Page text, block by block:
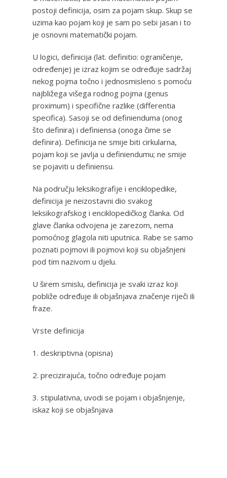
postoji definicija, osim za pojam skup. Skup se
uzima kao pojam koji je sam po sebi jasan i to
je osnovni matematički pojam.
U logici, definicija (lat. definitio: ograničenje,
određenje) je izraz kojim se određuje sadržaj
nekog pojma točno i jednosmisleno s pomoću
najbližega višega rodnog pojma (genus
proximum) i specifične razlike (differentia
specifica). Sasoji se od definienduma (onog
što definira) i definiensa (onoga čime se
definira). Definicija ne smije biti cirkularna,
pojam koji se javlja u definiendumu; ne smije
se pojaviti u definiensu.
Na području leksikografije i enciklopedike,
definicija je neizostavni dio svakog
leksikografskog i enciklopedičkog članka. Od
glave članka odvojena je zarezom, nema
pomoćnog glagola niti uputnica. Rabe se samo
poznati pojmovi ili pojmovi koji su objašnjeni
pod tim nazivom u djelu.
U širem smislu, definicija je svaki izraz koji
pobliže određuje ili objašnjava značenje riječi ili
fraze.
Vrste definicija
1. deskriptivna (opisna)
2. precizirajuća, točno određuje pojam
3. stipulativna, uvodi se pojam i objašnjenje,
iskaz koji se objašnjava